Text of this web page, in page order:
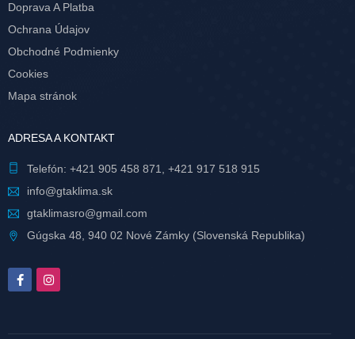
Doprava A Platba
Ochrana Údajov
Obchodné Podmienky
Cookies
Mapa stránok
ADRESA A KONTAKT
Telefón: +421 905 458 871
+421 917 518 915
info@gtaklima.sk
gtaklimasro@gmail.com
Gúgska 48, 940 02 Nové Zámky (Slovenská Republika)